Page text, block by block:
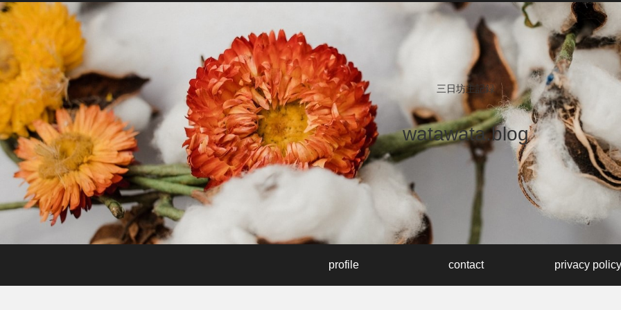
三日坊主記録
watawata.blog
profile contact privacy policy